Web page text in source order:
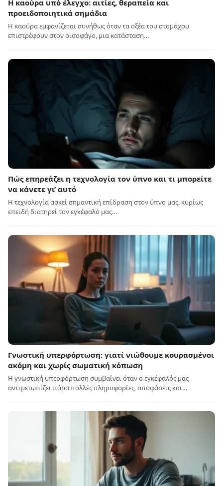
Η καούρα υπό έλεγχο: αιτίες, θεραπεία και
προειδοποιητικά σημάδια
Η καούρα εμφανίζεται συνήθως όταν τα οξέα του στομάχου
επιστρέφουν στον οισοφάγο, μια κατάσταση…
Πώς επηρεάζει η τεχνολογία τον ύπνο και τι μπορείτε
να κάνετε γι’ αυτό
Η τεχνολογία ασκεί σημαντική επίδραση στον ύπνο μας, κυρίως
επειδή διατηρεί τον εγκέφαλό μας…
Γνωστική υπερφόρτωση: γιατί νιώθουμε κουρασμένοι
ακόμη και χωρίς σωματική κόπωση
Η γνωστική υπερφόρτωση συμβαίνει όταν ο εγκέφαλός μας
αντιμετωπίζει πάρα πολλές πληροφορίες, αποφάσεις και…